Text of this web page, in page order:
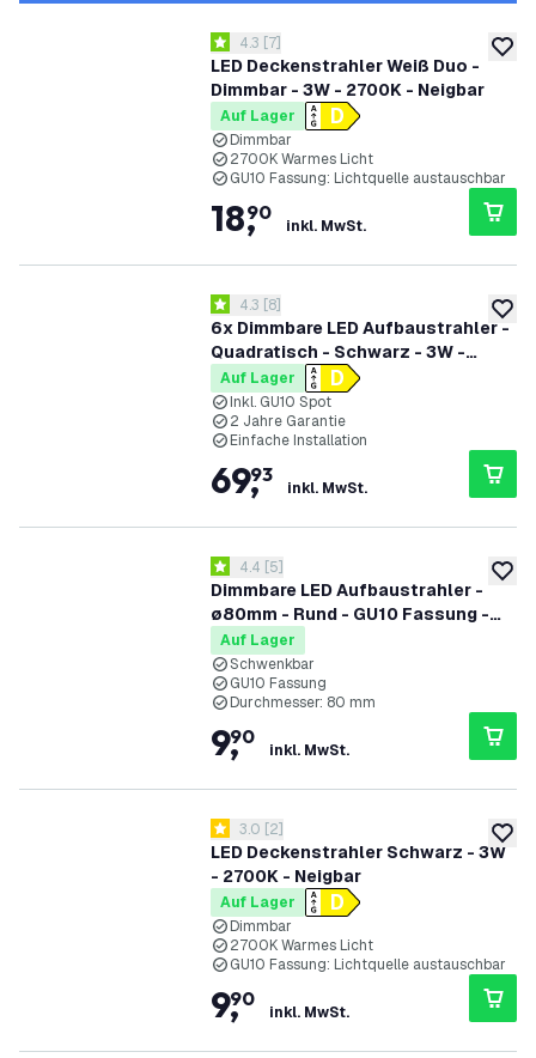
zur
LED Deckenstrahler Weiß Duo -
Dimmbar - 3W - 2700K - Neigbar
Bewertungsbereich öffnen
4.3 Bewertungssterne
4.3 [7]
Auf Lager
Dimmbar
2700K Warmes Licht
GU10 Fassung: Lichtquelle austauschbar
18,
90
inkl. MwSt.
zur
6x Dimmbare LED Aufbaustrahler -
Quadratisch - Schwarz - 3W -
2700K - Kippbar - IP20
Bewertungsbereich öffnen
4.3 Bewertungssterne
4.3 [8]
Auf Lager
Inkl. GU10 Spot
2 Jahre Garantie
Einfache Installation
69,
93
inkl. MwSt.
zur
Dimmbare LED Aufbaustrahler -
ø80mm - Rund - GU10 Fassung -
Weiß - Schwenkbar
Bewertungsbereich öffnen
4.4 Bewertungssterne
4.4 [5]
Auf Lager
Schwenkbar
GU10 Fassung
Durchmesser: 80 mm
9,
90
inkl. MwSt.
zur
LED Deckenstrahler Schwarz - 3W
- 2700K - Neigbar
Bewertungsbereich öffnen
3 Bewertungssterne
3.0 [2]
Auf Lager
Dimmbar
2700K Warmes Licht
GU10 Fassung: Lichtquelle austauschbar
9,
90
inkl. MwSt.